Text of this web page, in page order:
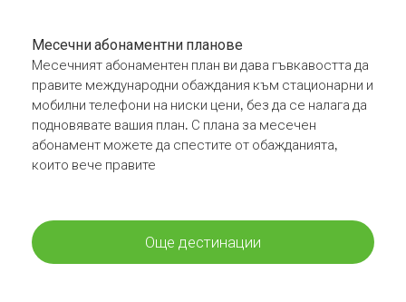
Месечни абонаментни планове
Месечният абонаментен план ви дава гъвкавостта да
правите международни обаждания към стационарни и
мобилни телефони на ниски цени, без да се налага да
подновявате вашия план. С плана за месечен
абонамент можете да спестите от обажданията,
които вече правите
Още дестинации